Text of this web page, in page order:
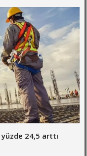
24,5 arttı